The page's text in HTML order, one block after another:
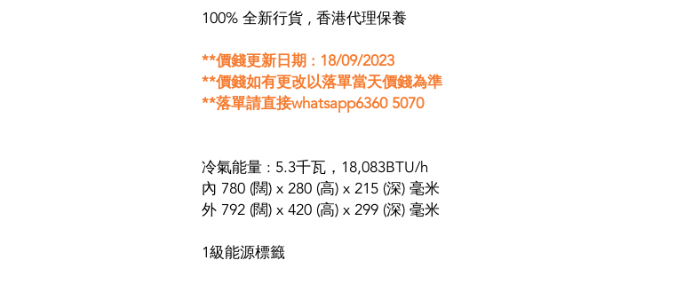
100% 全新行貨 , 香港代理保養
**價錢更新日期 : 18/09/2023
**價錢如有更改以落單當天價錢為準
**落單請直接whatsapp6360 5070
冷氣能量 : 5.3千瓦，18,083BTU/h
內 780 (闊) x 280 (高) x 215 (深) 毫米
外 792 (闊) x 420 (高) x 299 (深) 毫米
1級能源標籤